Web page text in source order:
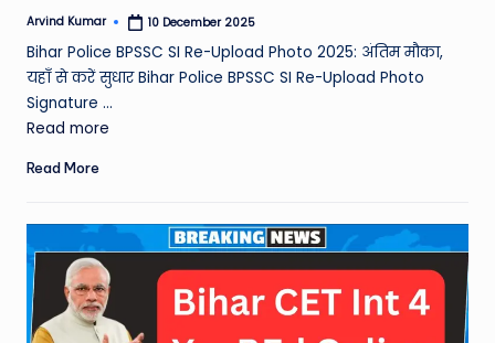
Posted
Arvind Kumar 10 December 2025
Bihar Police BPSSC SI Re-Upload Photo 2025: अंतिम मौका,
यहाँ से करें सुधार Bihar Police BPSSC SI Re-Upload Photo
Signature ...
Read more
Read More